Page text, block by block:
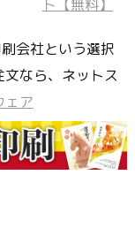
会社という選択
なら、ネットス
ェア